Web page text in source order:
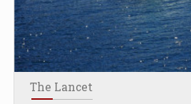
The Lancet